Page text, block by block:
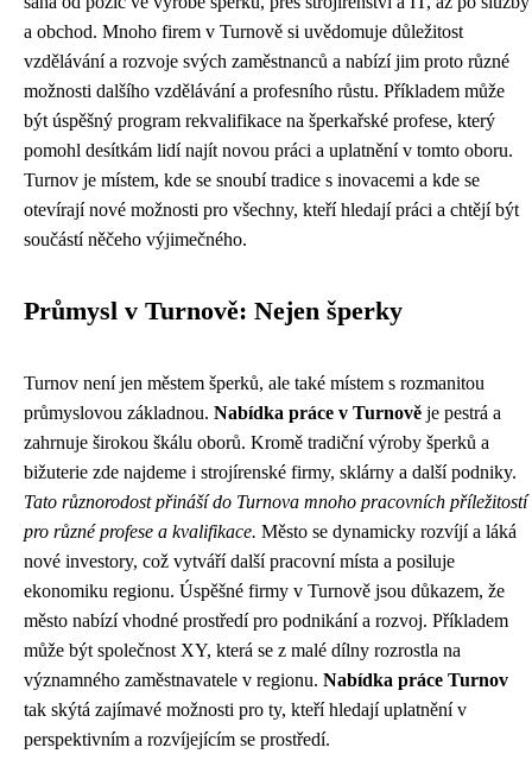
a obchod. Mnoho firem v Turnově si uvědomuje důležitost
vzdělávání a rozvoje svých zaměstnanců a nabízí jim proto různé
možnosti dalšího vzdělávání a profesního růstu. Příkladem může
být úspěšný program rekvalifikace na šperkařské profese, který
pomohl desítkám lidí najít novou práci a uplatnění v tomto oboru.
Turnov je místem, kde se snoubí tradice s inovacemi a kde se
otevírají nové možnosti pro všechny, kteří hledají práci a chtějí být
součástí něčeho výjimečného.
Průmysl v Turnově: Nejen šperky
Turnov není jen městem šperků, ale také místem s rozmanitou
průmyslovou základnou. Nabídka práce v Turnově je pestrá a
zahrnuje širokou škálu oborů. Kromě tradiční výroby šperků a
bižuterie zde najdeme i strojírenské firmy, sklárny a další podniky.
Tato různorodost přináší do Turnova mnoho pracovních příležitostí
pro různé profese a kvalifikace. Město se dynamicky rozvíjí a láká
nové investory, což vytváří další pracovní místa a posiluje
ekonomiku regionu. Úspěšné firmy v Turnově jsou důkazem, že
město nabízí vhodné prostředí pro podnikání a rozvoj. Příkladem
může být společnost XY, která se z malé dílny rozrostla na
významného zaměstnavatele v regionu. Nabídka práce Turnov
tak skýtá zajímavé možnosti pro ty, kteří hledají uplatnění v
perspektivním a rozvíjejícím se prostředí.